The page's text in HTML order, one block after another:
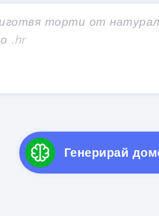
Генерирай